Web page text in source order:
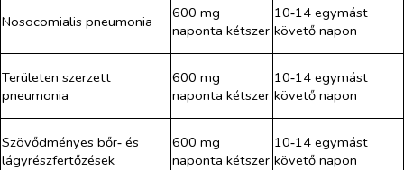
Nosocomialis pneumonia
600 mg
naponta kétszer
10‑14 egymást
követő napon
Területen szerzett
pneumonia
600 mg
naponta kétszer
10‑14 egymást
követő napon
Szövődményes bőr‑ és
lágyrészfertőzések
600 mg
naponta kétszer
10‑14 egymást
követő napon